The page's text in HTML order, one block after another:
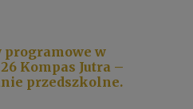
programowe w
Kompas Jutra –
przedszkolne.